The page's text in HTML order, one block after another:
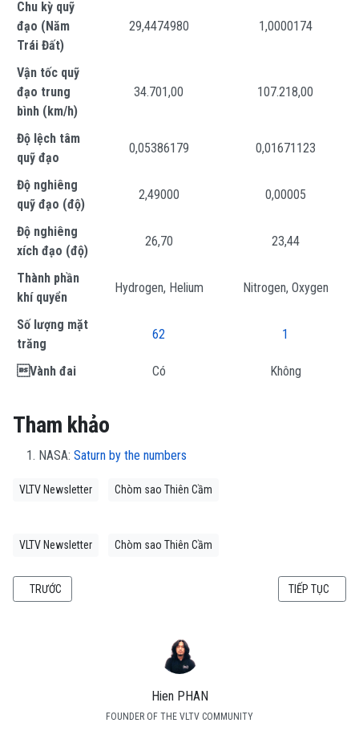
Hien PHAN
FOUNDER OF THE VLTV COMMUNITY
Chu kỳ quỹ
đạo (Năm
Trái Đất)
29,4474980 1,0000174
Vận tốc quỹ
đạo trung
bình (km/h)
34.701,00 107.218,00
Độ lệch tâm
quỹ đạo
0,05386179 0,01671123
Độ nghiêng
quỹ đạo (độ)
2,49000 0,00005
Độ nghiêng
xích đạo (độ)
26,70 23,44
Thành phần
khí quyển
Hydrogen, Helium Nitrogen, Oxygen
Số lượng mặt
trăng
62 1
Vành đai Có Không
Tham khảo
NASA: Saturn by the numbers
VLTV Newsletter Chòm sao Thiên Cầm
VLTV Newsletter Chòm sao Thiên Cầm
BÀI VIẾT TRƯỚC: SAO THIÊN VƯƠNG QUA NHỮNG CON SỐ
TRƯỚC BÀI VIẾT KẾ
TIẾP TỤC